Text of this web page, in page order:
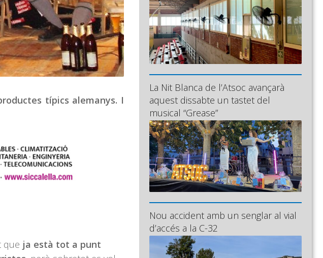
típics alemanys. I
que ja està tot a punt
La Nit Blanca de l’Atsoc avançarà
aquest dissabte un tastet del
musical “Grease”
Nou accident amb un senglar al vial
d’accés a la C-32